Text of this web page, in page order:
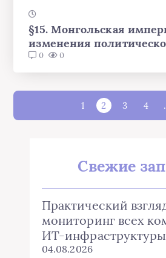
§15. Монгольская
изменения
0 0
1 2 3 4
Свежие
Практический
мониторинг всех
ИТ-инфраструктуры
04.08.2026